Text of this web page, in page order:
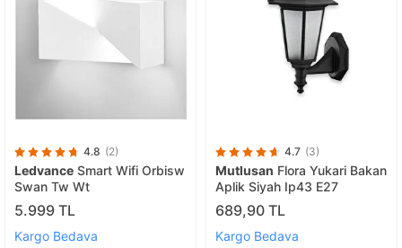
4.8 (2)
Ledvance Smart Wifi Orbisw
Swan Tw Wt
5.999 TL
Kargo Bedava
4.7 (3)
Mutlusan Flora Yukari Bakan
Aplik Siyah Ip43 E27
689,90 TL
Kargo Bedava